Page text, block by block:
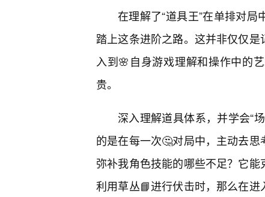
在理解了“道具王”在单排对
踏上这条进阶之路。这并非仅仅
入到🌸自身游戏理解和操作中的
贵。
深入理解道具体系，并学会“
的是在每一次🤔对局中，主动去
弥补我角色技能的哪些不足？它
利用草丛📘进行伏击时，那么在